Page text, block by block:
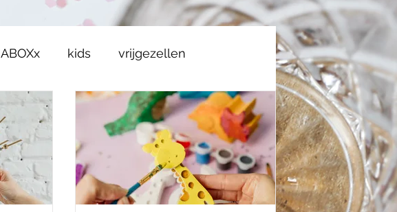
ABOXx kids vrijgezellen
Leuven betaalbaar workshop